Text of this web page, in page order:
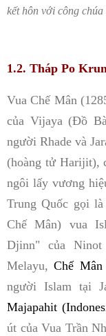
kết hôn với công
1.2. Tháp Po
Vua Chế Mân
của Vijaya (Đồ
người Rhade và
(hoàng tử Harijit),
ngôi lấy vương
Trung Quốc gọi
Chế Mân) vua
Djinn" của
Melayu,Chế
người Islam tại
Majapahit
út của Vua Trần